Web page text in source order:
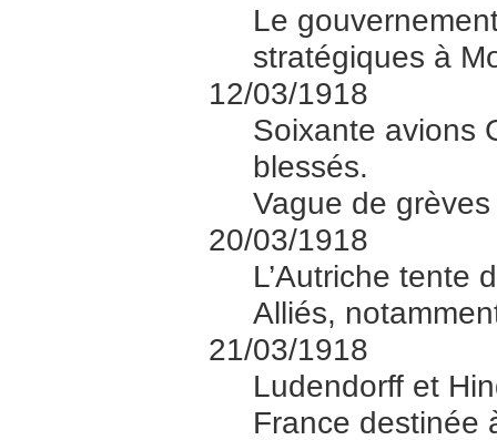
Le
stratégiques à
12/03/1918
Soixante avions
blessés.
Vague de
20/03/1918
L’Autriche tente
Alliés,
21/03/1918
Ludendorff et
France destinée